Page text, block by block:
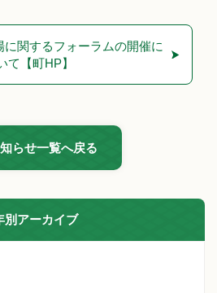
に関するフォーラムの開催に
て【町HP】
らせ一覧へ戻る
別アーカイブ